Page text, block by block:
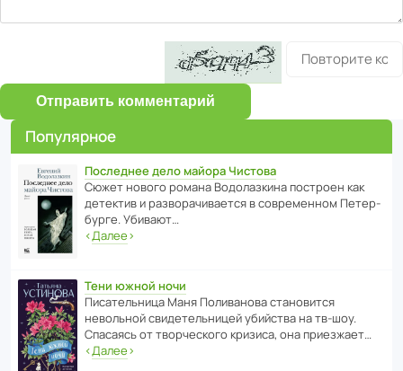
Отправить комментарий
Популярное
Последнее дело майора Чистова
Сюжет нового романа Водо­ла­з­кина пост­роен как
дете­ктив и разво­ра­чи­ва­ется в совре­менном Пете­р­
бурге. Убивают…
‹Далее›
Тени южной ночи
Писа­тель­ница Маня Поли­ва­нова стано­вится
невольной свиде­тель­ницей убийства на тв-шоу.
Спасаясь от твор­че­с­кого кризиса, она приезжает…
‹Далее›